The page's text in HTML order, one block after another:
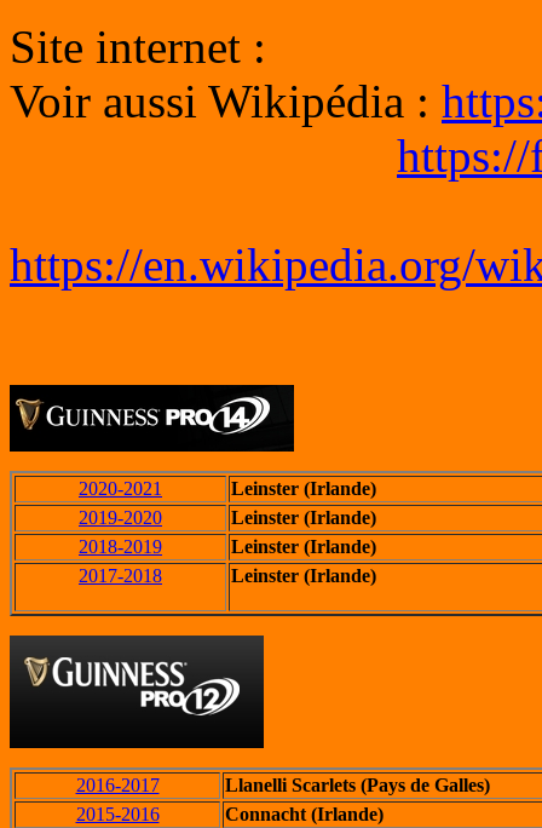
Site internet :
Voir aussi Wikipédia :
https://en.wikipedia.org/
2020-2021
Leinster (Irlande)
2019-2020
Leinster (Irlande)
2018-2019
Leinster (Irlande)
2017-2018
Leinster (Irlande)
2016-2017
Llanelli Scarlets (Pays de Galles)
2015-2016
Connacht (Irlande)